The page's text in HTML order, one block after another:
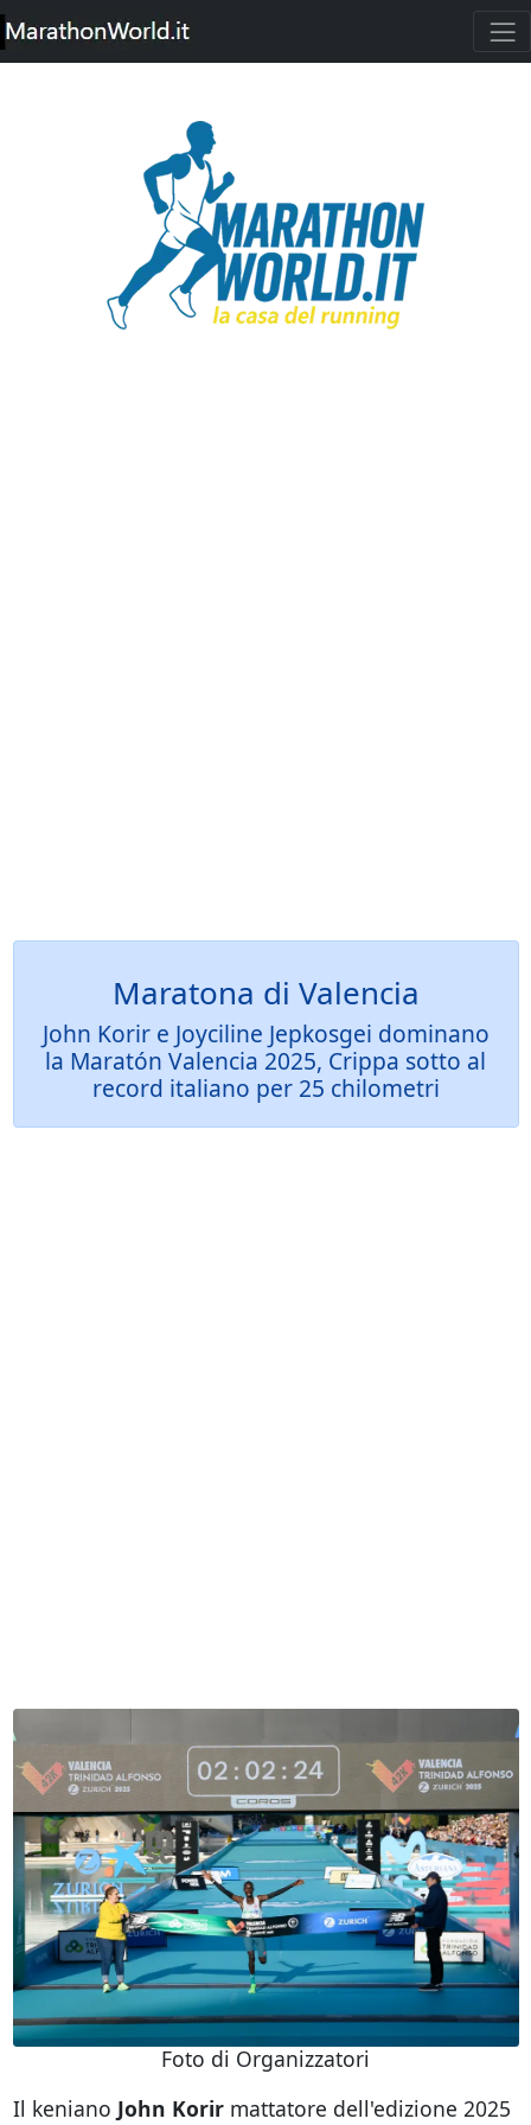
Maratona di Valencia
John Korir e Joyciline Jepkosgei dominano
la Maratón Valencia 2025, Crippa sotto al
record italiano per 25 chilometri
Foto di Organizzatori
Il keniano John Korir mattatore dell'edizione 2025